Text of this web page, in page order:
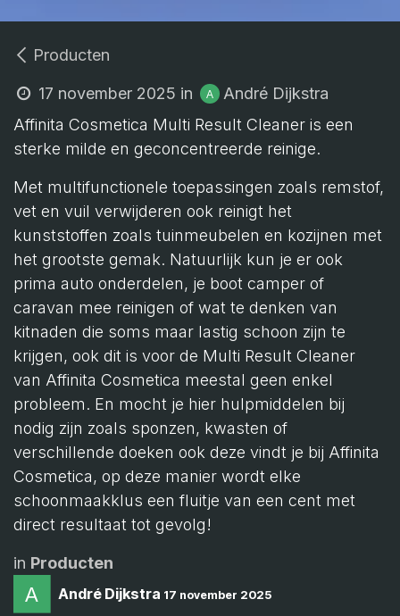
Producten
17 november 2025 in
André Dijkstra
Affinita Cosmetica Multi Result Cleaner is een
sterke milde en geconcentreerde reinige.
Met multifunctionele toepassingen zoals remstof,
vet en vuil verwijderen ook reinigt het
kunststoffen zoals tuinmeubelen en kozijnen met
het grootste gemak. Natuurlijk kun je er ook
prima auto onderdelen, je boot camper of
caravan mee reinigen of wat te denken van
kitnaden die soms maar lastig schoon zijn te
krijgen, ook dit is voor de Multi Result Cleaner
van Affinita Cosmetica meestal geen enkel
probleem. En mocht je hier hulpmiddelen bij
nodig zijn zoals sponzen, kwasten of
verschillende doeken ook deze vindt je bij Affinita
Cosmetica, op deze manier wordt elke
schoonmaakklus een fluitje van een cent met
direct resultaat tot gevolg!
in Producten
André Dijkstra 17 november 2025